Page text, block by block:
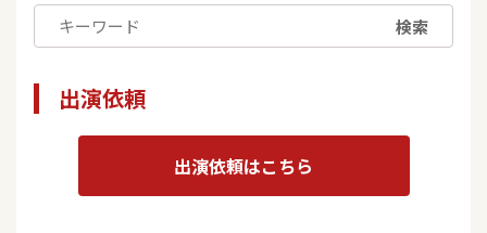
検索
出演依頼
出演依頼はこちら